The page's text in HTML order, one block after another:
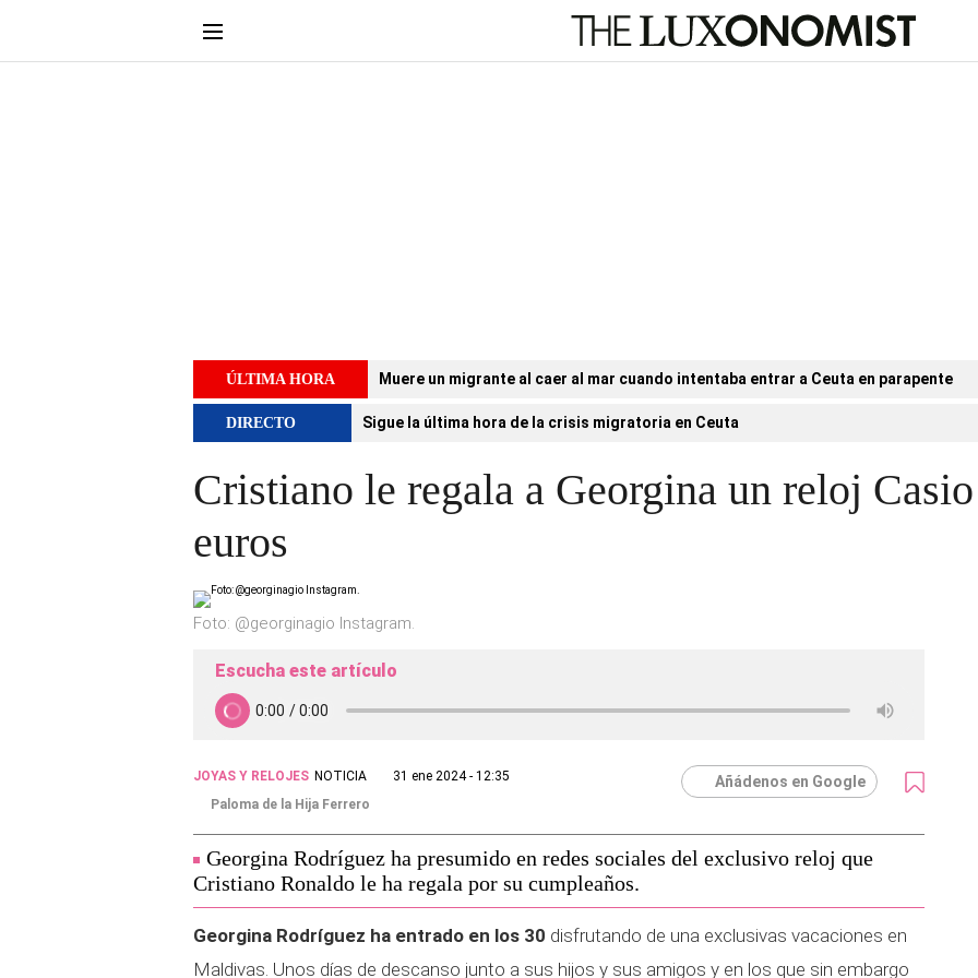
ÚLTIMA HORA Muere un migrante al caer al mar cuando intentaba entrar a Ceuta en parapente
DIRECTO Sigue la última hora de la crisis migratoria en Ceuta
Cristiano le regala a Georgina un reloj
euros
Foto: @georginagio Instagram.
Escucha este artículo
JOYAS Y RELOJES NOTICIA
31 ene 2024 - 12:35
Paloma de la Hija Ferrero
Añádenos en Google
Georgina Rodríguez ha presumido en redes sociales del exclusivo reloj que
Cristiano Ronaldo le ha regala por su cumpleaños.
Georgina Rodríguez ha entrado en los 30 disfrutando de una exclusivas vacaciones en
Maldivas. Unos días de descanso junto a sus hijos y sus amigos y en los que sin embargo